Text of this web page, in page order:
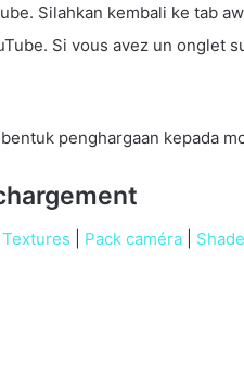
Silahkan kembali ke tab
Si vous avez un onglet
penghargaan kepada
Textures Pack caméra